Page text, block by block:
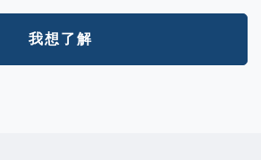
我想了解